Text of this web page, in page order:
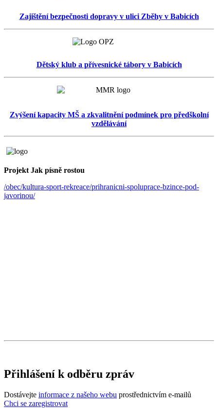
Zajištění bezpečnosti dopravy v ulici Zběhy v Babicích
Dětský klub a přívesnické tábory v Babicích
Zvýšení kapacity MŠ a zkvalitnění podmínek pro předškolní
vzdělávání
Projekt Jak písně rostou
/obec/kultura-sport-rekreace/prihranicni-spoluprace-bzince-pod-
javorinou/
Přihlášení k odběru zpráv
Dostávejte informace z našeho webu prostřednictvím e-mailů
Chci se zaregistrovat